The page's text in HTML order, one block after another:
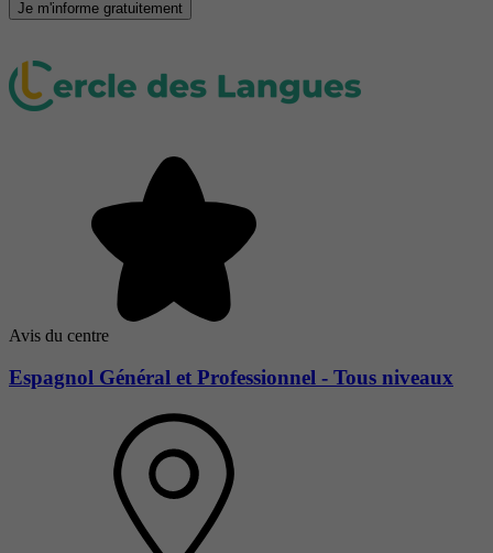
Je m'informe gratuitement
Avis du centre
Espagnol Général et Professionnel - Tous niveaux